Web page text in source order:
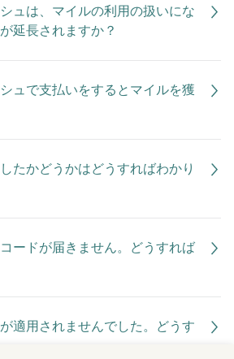
ュは、マイルの利用の扱いにな
延長されますか？
ュで支払いをするとマイルを獲
たかどうかはどうすればわかり
ードが届きません。どうすれば
適用されませんでした。どうす